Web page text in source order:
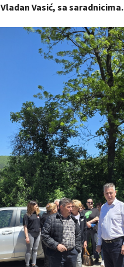
Vladan Vasić, sa saradnicima.